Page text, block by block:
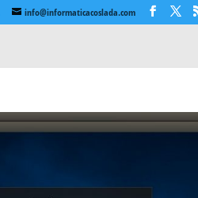
info@informaticacoslada.com